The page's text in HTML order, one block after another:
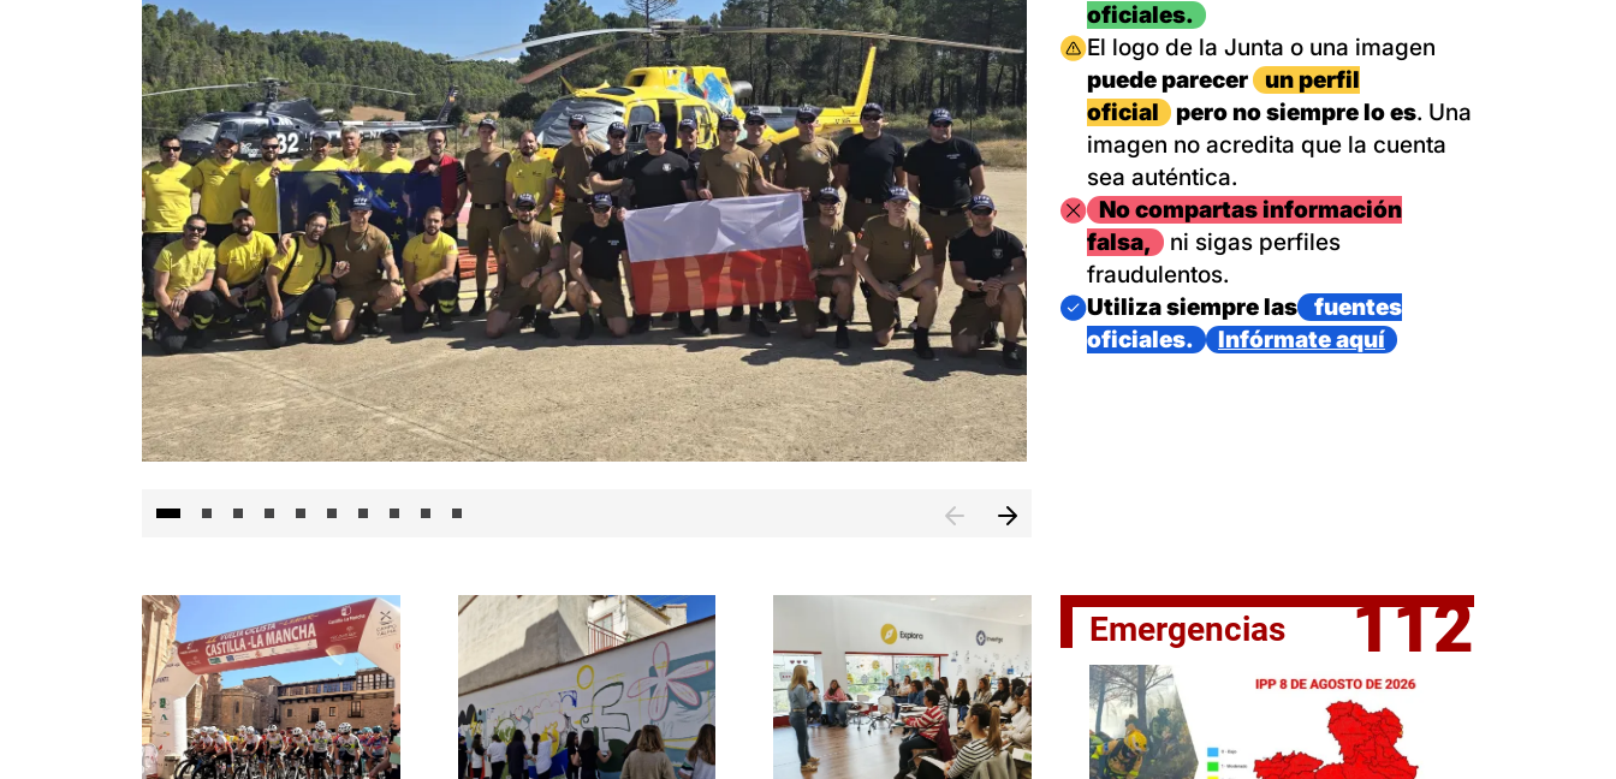
II Vuelta Ciclista CLM LEADER
oficiales.
Imagen
El logo de la Junta o una imagen
puede parecer
un perfil
oficial
pero no siempre lo es. Una
imagen no acredita que la cuenta
sea auténtica.
ImagenNo compartas información
falsa,
ni sigas perfiles
fraudulentos.
Imagen
Utiliza siempre las
fuentes
oficiales.
Infórmate aquí
Emergencias 112